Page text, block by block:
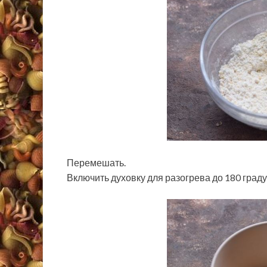
Перемешать.
Включить духовку для разогрева до 180